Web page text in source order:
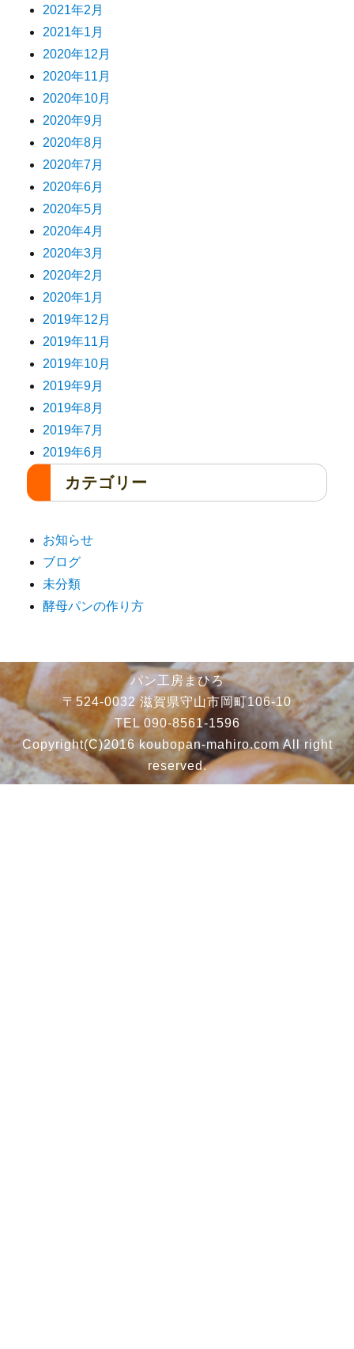
2021年2月
2021年1月
2020年12月
2020年11月
2020年10月
2020年9月
2020年8月
2020年7月
2020年6月
2020年5月
2020年4月
2020年3月
2020年2月
2020年1月
2019年12月
2019年11月
2019年10月
2019年9月
2019年8月
2019年7月
2019年6月
カテゴリー
お知らせ
ブログ
未分類
酵母パンの作り方
パン工房まひろ
〒524-0032 滋賀県守山市岡町106-10
TEL 090-8561-1596
Copyright(C)2016 koubopan-mahiro.com All right
reserved.